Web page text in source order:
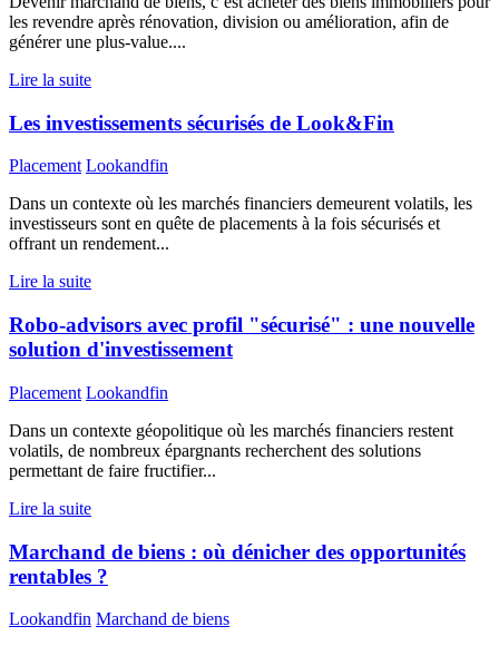
les revendre après rénovation, division ou amélioration, afin de
générer une plus-value....
Lire la suite
Les investissements sécurisés de Look&Fin
Placement Lookandfin
Dans un contexte où les marchés financiers demeurent volatils, les
investisseurs sont en quête de placements à la fois sécurisés et
offrant un rendement...
Lire la suite
Robo-advisors avec profil "sécurisé" : une nouvelle
solution d'investissement
Placement Lookandfin
Dans un contexte géopolitique où les marchés financiers restent
volatils, de nombreux épargnants recherchent des solutions
permettant de faire fructifier...
Lire la suite
Marchand de biens : où dénicher des opportunités
rentables ?
Lookandfin Marchand de biens